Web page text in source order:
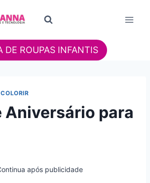
DE ROUPAS INFANTIS
Aniversário para
após publicidade